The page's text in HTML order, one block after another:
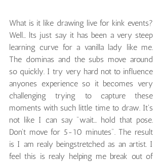
What is it like drawing live for kink events?
Well... lts just say it has been a very steep
learning curve for a vanilla lady like me.
The dominas and the subs move around
so quickly. I try very hard not to influence
anyones experience so it becomes very
challenging trying to capture these
moments with such little time to draw. It's
not like I can say "wait... hold that pose.
Don't move for 5-10 minutes". The result
is I am realy beingstretched as an artist. I
feel this is realy helping me break out of